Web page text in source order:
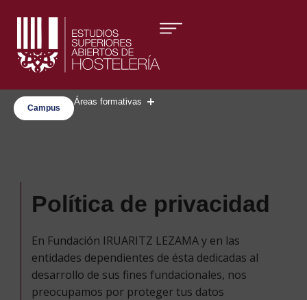
Campus
Áreas formativas
Política de privacidad
En Fundación IRUARITZ LEZAMA y en las
entidades dependientes de ésta dedicadas al
desarrollo de sus fines fundacionales, nos
preocupamos por proteger tus datos